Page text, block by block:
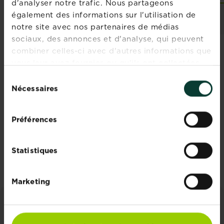
d'analyser notre trafic. Nous partageons
également des informations sur l'utilisation de
notre site avec nos partenaires de médias
sociaux, des annonces et d'analyse, qui peuvent
combiner celles-ci avec d'autres informations que
vous leur avez fournies ou qu'ils ont collectées
duNécessaires
Préférences
Statistiques
Marketing
Comparez les
revendeurs et les
stocks
directement dans votre boîte mail
CONSEILS ET INSPIRATIONS